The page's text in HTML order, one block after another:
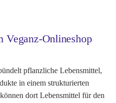
Veganz-Onlineshop
pflanzliche Lebensmittel,
in einem strukturierten
dort Lebensmittel für den